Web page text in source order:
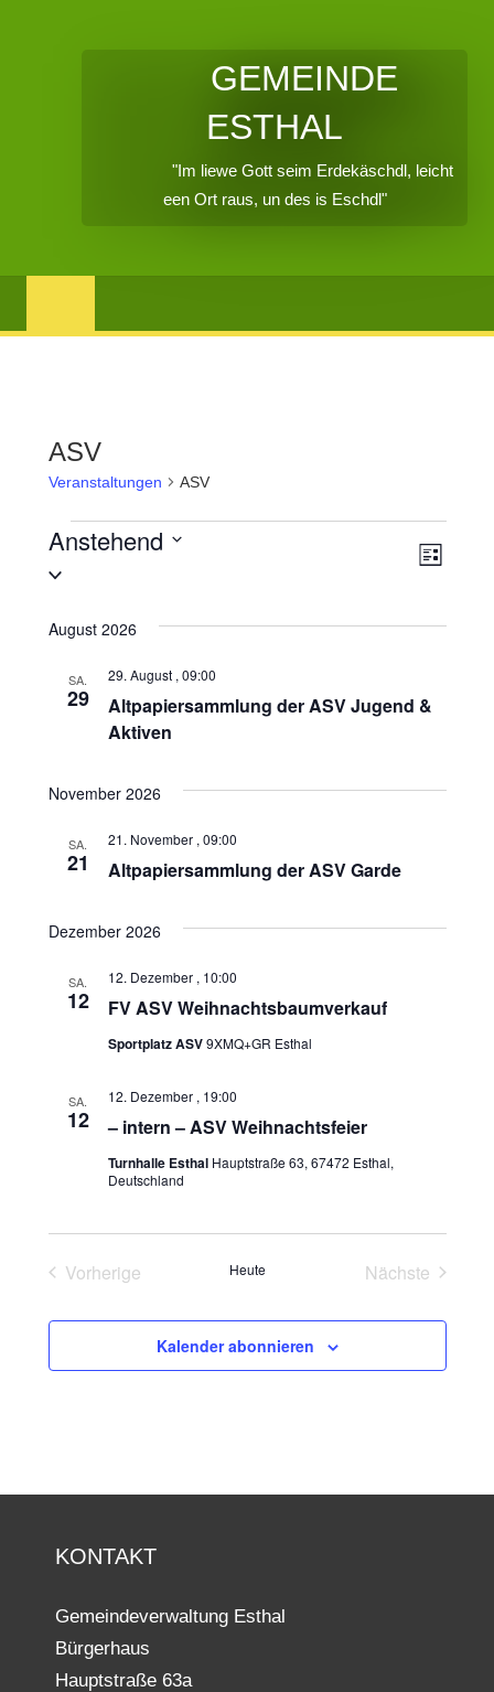
GEMEINDE
ESTHAL
"Im liewe Gott seim Erdekäschdl, leicht
een Ort raus, un des is Eschdl"
ASV
Veranstaltungen ASV
Liste
Anstehend
Datum
August 2026
SA.
29
Altpapiersammlung der ASV Jugend &
Aktiven
29. August , 09:00
November 2026
SA.
21 Altpapiersammlung der ASV Garde
21. November , 09:00
Dezember 2026
SA.
12 FV ASV Weihnachtsbaumverkauf
12. Dezember , 10:00
Sportplatz ASV9XMQ+GR Esthal
SA.
12 – intern – ASV Weihnachtsfeier
12. Dezember , 19:00
Turnhalle Esthal Hauptstraße 63, 67472 Esthal,
Deutschland
Vorherige
Heute
Nächste
Kalender abonnieren
KONTAKT
Gemeindeverwaltung Esthal
Bürgerhaus
Hauptstraße 63a